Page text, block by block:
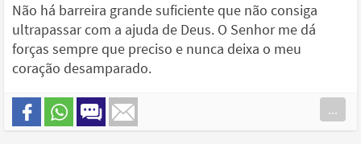
Não há barreira grande suficiente que não consiga
ultrapassar com a ajuda de Deus. O Senhor me dá
forças sempre que preciso e nunca deixa o meu
coração desamparado.
...